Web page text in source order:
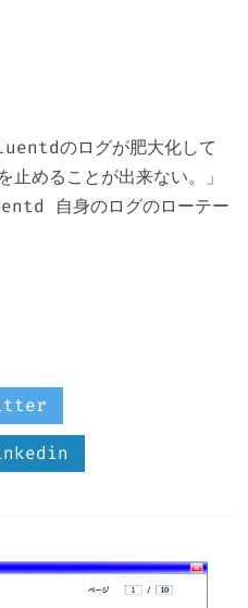
のログが肥大化して
めることが出来ない。」
自身のログのローテー